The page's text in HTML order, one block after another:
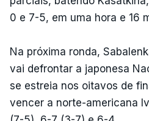
0 e 7-5, em uma hora e 16
Na próxima ronda,
vai defrontar a japonesa
se estreia nos oitavos de
vencer a norte-americana